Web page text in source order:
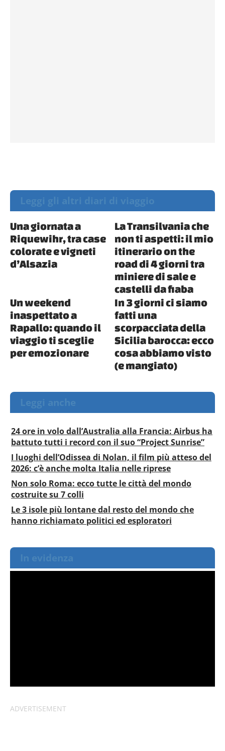
Leggi gli altri diari di viaggio
Una giornata a
Riquewihr, tra case
colorate e vigneti
d’Alsazia
La Transilvania che
non ti aspetti: il mio
itinerario on the
road di 4 giorni tra
miniere di sale e
castelli da fiaba
Un weekend
inaspettato a
Rapallo: quando il
viaggio ti sceglie
per emozionare
In 3 giorni ci siamo
fatti una
scorpacciata della
Sicilia barocca: ecco
cosa abbiamo visto
(e mangiato)
Leggi anche
24 ore in volo dall’Australia alla Francia: Airbus ha
battuto tutti i record con il suo “Project Sunrise”
I luoghi dell’Odissea di Nolan, il film più atteso del
2026: c’è anche molta Italia nelle riprese
Non solo Roma: ecco tutte le città del mondo
costruite su 7 colli
Le 3 isole più lontane dal resto del mondo che
hanno richiamato politici ed esploratori
In evidenza